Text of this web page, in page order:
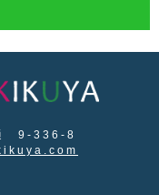
9-336-8